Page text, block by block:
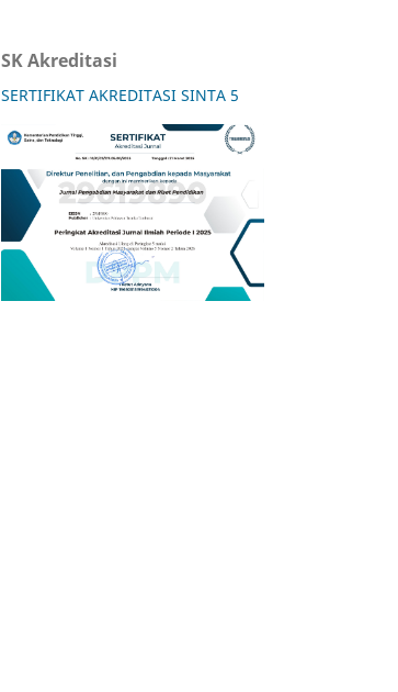
SK Akreditasi
SERTIFIKAT AKREDITASI SINTA 5